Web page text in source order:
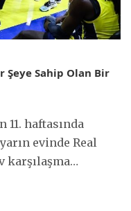
Sahip Olan Bir
haftasında
evinde Real
karşılaşma…